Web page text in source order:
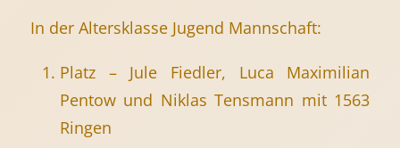
In der Altersklasse Jugend Mannschaft:
Platz – Jule Fiedler, Luca Maximilian
Pentow und Niklas Tensmann mit 1563
Ringen